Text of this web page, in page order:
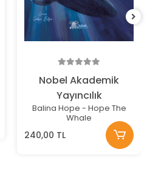
Nobel Akademik
Yayıncılık
Balina Hope - Hope The
Whale
240,00 TL